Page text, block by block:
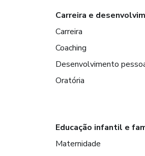
Carreira e
Carreira
Coaching
Desenvolvimento
Oratória
Educação infantil e
Maternidade